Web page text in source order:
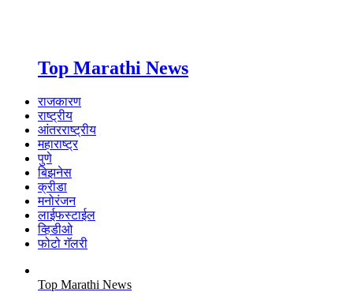
Top Marathi News
राजकारण
राष्ट्रीय
आंतरराष्ट्रीय
महाराष्ट्र
पुणे
बिझनेस
क्रीडा
मनोरंजन
लाईफस्टाईल
व्हिडीओ
फोटो गॅलरी
Top Marathi News